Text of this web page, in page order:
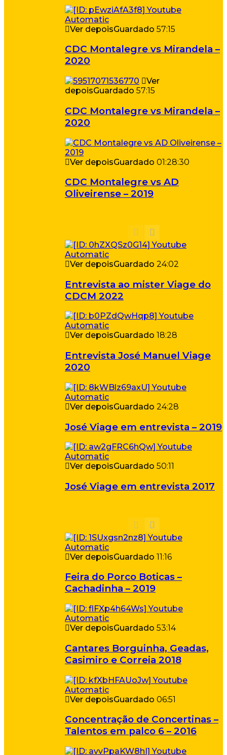
Ver depoisGuardado 57:15
CDC Montalegre vs Mirandela –
2020
Ver
depoisGuardado 57:15
CDC Montalegre vs Mirandela –
2020
Ver depoisGuardado 01:28:30
CDC Montalegre vs AD
Oliveirense – 2019
Ver depoisGuardado 24:02
Entrevista ao mister Viage do
CDCM 2022
Ver depoisGuardado 18:28
Entrevista José Manuel Viage
2020
Ver depoisGuardado 24:28
José Viage em entrevista – 2019
Ver depoisGuardado 50:11
José Viage em entrevista 2017
Ver depoisGuardado 11:16
Feira do Porco Boticas –
Cachadinha – 2019
Ver depoisGuardado 53:14
Cantares Borguinha, Geadas,
Casimiro e Correia 2018
Ver depoisGuardado 06:51
Concentração de Concertinas –
Talentos em palco 6 – 2016